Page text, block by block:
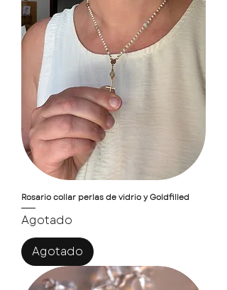
Rosario collar perlas de vidrio y Goldfilled
Agotado
Agotado